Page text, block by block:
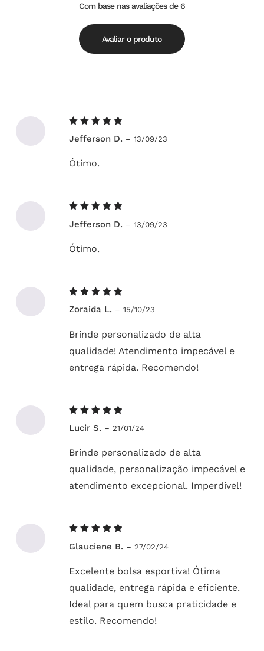
Avaliação
5.00de
5
Com base nas avaliações de 6
Avaliar o produto
5de 5
Jefferson D. – 13/09/23
Ótimo.
5de 5
Jefferson D. – 13/09/23
Ótimo.
5de 5
Zoraida L. – 15/10/23
Brinde personalizado de alta
qualidade! Atendimento impecável e
entrega rápida. Recomendo!
5de 5
Lucir S. – 21/01/24
Brinde personalizado de alta
qualidade, personalização impecável e
atendimento excepcional. Imperdível!
5de 5
Glauciene B. – 27/02/24
Excelente bolsa esportiva! Ótima
qualidade, entrega rápida e eficiente.
Ideal para quem busca praticidade e
estilo. Recomendo!